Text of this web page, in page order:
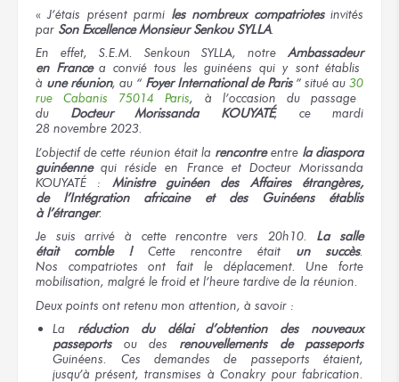
«J’étais présent parmi les nombreuxcompatriotesinvités
par Son ExcellenceMonsieur Senkou SYLLA.
En effet, S.E.M. Senkoun SYLLA,notreAmbassadeur
en France a convié tous les guinéens qui y sontétablis
à une réunion, au “ FoyerInternationalde Paris” situé au 30
rue Cabanis 75014 Paris, à l’occasion
du passage
du DocteurMorissanda KOUYATÉ, ce mardi
28 novembre 2023.
L’objectifde cette réunion étaitla rencontreentre la diaspora
guinéennequi résideen France et DocteurMorissanda
KOUYATÉ :
Ministre guinéen des Affairesétrangères,
de l’Intégrationafricaine et des Guinéensétablis
à l’étranger.
Je suis arrivéà cette rencontre vers 20h10.
La salle
était comble !
Cette rencontre était un succès.
Nos compatriotes
ont fait le déplacement.
Une forte
mobilisation, malgré le froid et l’heure tardive de la réunion.
Deux points ont retenu mon attention, à savoir :
La réduction du délaid’obtention des nouveaux
passeports
ou des renouvellements
de passeports
Guinéens. Ces demandes de passeports étaient,
jusqu’à présent, transmises à Conakry pour fabrication.